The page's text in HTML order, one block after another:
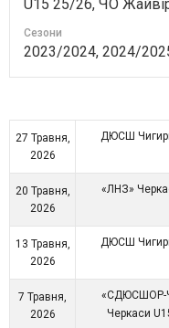
U15 25/26, ЧО
Сезони
2023/2024, 2024/
27 Травня,
2026
ДЮСШ
20 Травня,
2026
«ЛНЗ»
13 Травня,
2026
ДЮСШ
7 Травня,
2026
«СДЮСШОР-
Черкаси